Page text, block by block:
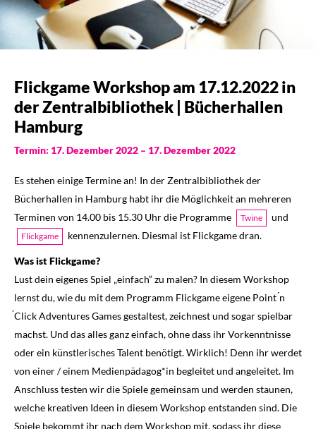
SPENDE
Flickgame Workshop am 17.12.2022 in
der Zentralbibliothek | Bücherhallen
Hamburg
Termin: 17. Dezember 2022 – 17. Dezember 2022
Es stehen einige Termine an! In der Zentralbibliothek der
Bücherhallen in Hamburg habt ihr die Möglichkeit an mehreren
Terminen von 14.00 bis 15.30 Uhr die Programme
Twine und
Flickgame kennenzulernen. Diesmal ist Flickgame dran.
Was ist Flickgame?
Lust dein eigenes Spiel „einfach“ zu malen? In diesem Workshop
lernst du, wie du mit dem Programm Flickgame eigene Point ́n
́Click Adventures Games gestaltest, zeichnest und sogar spielbar
machst. Und das alles ganz einfach, ohne dass ihr Vorkenntnisse
oder ein künstlerisches Talent benötigt. Wirklich! Denn ihr werdet
von einer / einem Medienpädagog*in begleitet und angeleitet. Im
Anschluss testen wir die Spiele gemeinsam und werden staunen,
welche kreativen Ideen in diesem Workshop entstanden sind. Die
Spiele bekommt ihr nach dem Workshop mit, sodass ihr diese